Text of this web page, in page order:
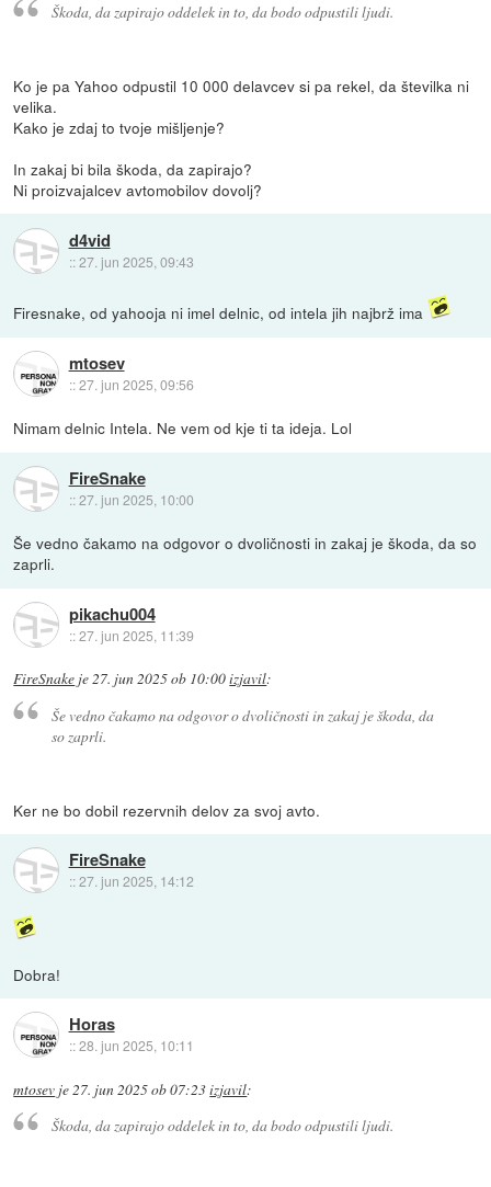
Škoda, da zapirajo oddelek in to, da bodo odpustili ljudi.
Ko je pa Yahoo odpustil 10 000 delavcev si pa rekel, da številka ni
velika.
Kako je zdaj to tvoje mišljenje?
In zakaj bi bila škoda, da zapirajo?
Ni proizvajalcev avtomobilov dovolj?
d4vid
::27. jun 2025, 09:43
Firesnake, od yahooja ni imel delnic, od intela jih najbrž ima
mtosev
::27. jun 2025, 09:56
Nimam delnic Intela. Ne vem od kje ti ta ideja. Lol
FireSnake
::27. jun 2025, 10:00
Še vedno čakamo na odgovor o dvoličnosti in zakaj je škoda, da so
zaprli.
pikachu004
::27. jun 2025, 11:39
FireSnake je27. jun 2025 ob 10:00izjavil:
Še vedno čakamo na odgovor o dvoličnosti in zakaj je škoda, da
so zaprli.
Ker ne bo dobil rezervnih delov za svoj avto.
FireSnake
::27. jun 2025, 14:12
Dobra!
Horas
::28. jun 2025, 10:11
mtosev je27. jun 2025 ob 07:23izjavil:
Škoda, da zapirajo oddelek in to, da bodo odpustili ljudi.